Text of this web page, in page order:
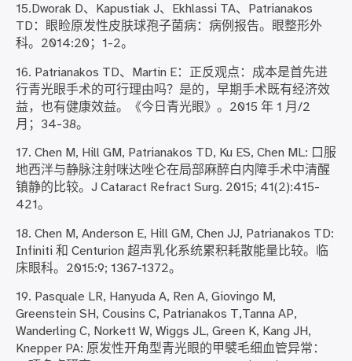
15.Dworak D、Kapustiak J、Ekhlassi TA、Patrianakos
TD：眼睑原发性皮肤球孢子菌病：病例报告。眼整形外
科。2014:20；1-2。
16. Patrianakos TD、Martin E：正反观点：成本是首先进
行青光眼手术的可行理由吗？是的，早期手术既有经济效
益，也有健康效益。《今日青光眼》。2015 年 1 月/2
月；34-38。
17. Chen M, Hill GM, Patrianakos TD, Ku ES, Chen ML: 口服
地西泮与静脉注射咪达唑仑在局部麻醉白内障手术中清醒
镇静的比较。J Cataract Refract Surg. 2015; 41(2):415-
421。
18. Chen M, Anderson E, Hill GM, Chen JJ, Patrianakos TD:
Infiniti 和 Centurion 超声乳化系统累积耗散能量比较。临
床眼科。2015:9; 1367-1372。
19. Pasquale LR, Hanyuda A, Ren A, Giovingo M,
Greenstein SH, Cousins C, Patrianakos T,Tanna AP,
Wanderling C, Norkett W, Wiggs JL, Green K, Kang JH,
Knepper PA: 原发性开角型青光眼的甲襞毛细血管异常：